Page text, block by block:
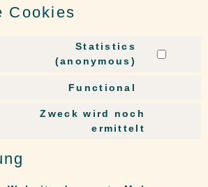
Cookies
Statistics
(anonymous)
Functional
Zweck wird noch
ermittelt